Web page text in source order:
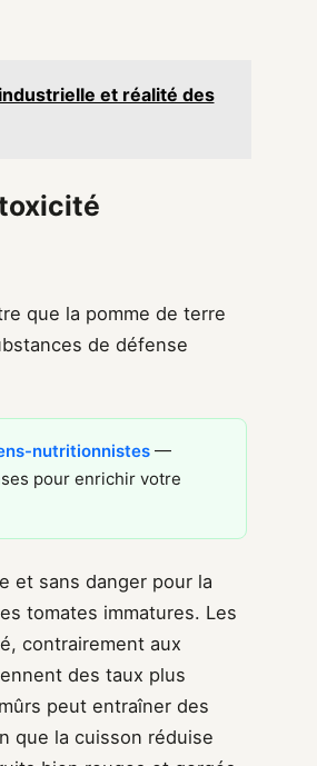
et réalité des
que la pomme de terre
de défense
nutritionnistes —
pour enrichir votre
et sans danger pour la
tomates immatures. Les
contrairement aux
des taux plus
peut entraîner des
que la cuisson réduise